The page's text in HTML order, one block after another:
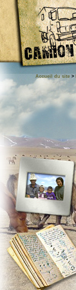
Accueil du site >